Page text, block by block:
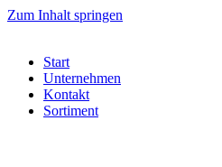
Zum Inhalt springen
Start
Unternehmen
Kontakt
Sortiment